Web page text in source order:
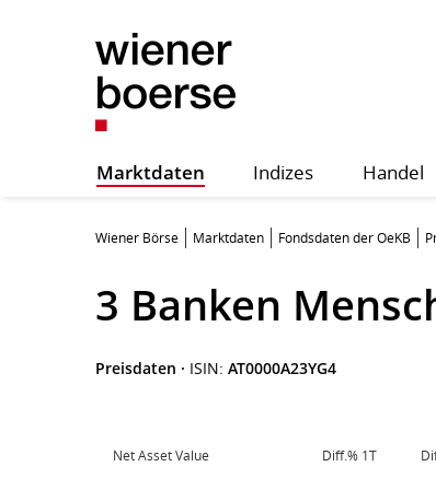
Marktdaten Indizes Handel
Wiener Börse Marktdaten Fondsdaten der OeKB
3 Banken
Preisdaten · ISIN: AT0000A23YG4
Net Asset Value Diff.% 1T